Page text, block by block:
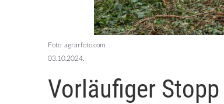
Foto: agrarfoto.com
03.10.2024.
Vorläufiger